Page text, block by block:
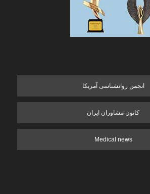
انجمن روانشناسی آمریکا
کانون مشاوران ایران
Medical news